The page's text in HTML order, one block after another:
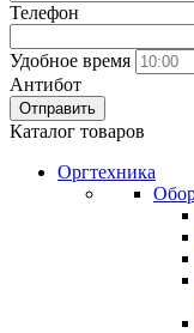
Телефон
Удобное время
Антибот
Отправить
Каталог товаров
Оргтехника